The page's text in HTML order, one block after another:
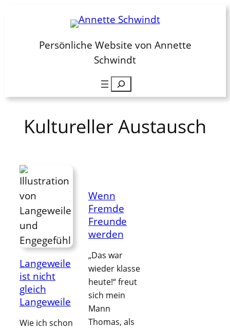
springenPersönliche Website von Annette
Schwindt
Suchen
Kultureller Austausch
Langeweile
ist nicht
gleich
Langeweile
Wie ich schon
Wenn
Fremde
Freunde
werden
„Das war
wieder klasse
heute!“ freut
sich mein
Mann
Thomas, als